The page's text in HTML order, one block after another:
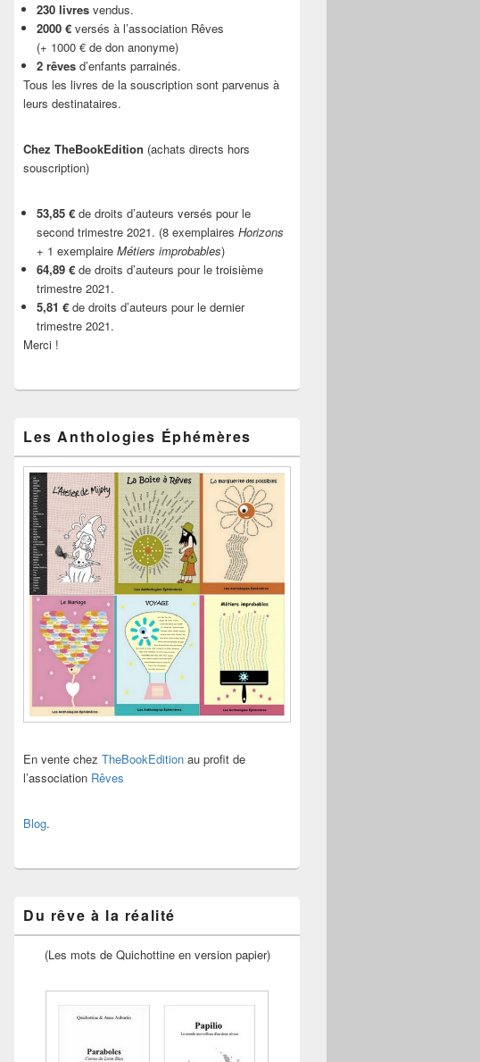
230 livres vendus.
2000 € versés à l’association Rêves
(+ 1000 € de don anonyme)
2 rêves d’enfants parrainés.
Tous les livres de la souscription sont parvenus à
leurs destinataires.
Chez TheBookEdition (achats directs hors
souscription)
53,85 € de droits d’auteurs versés pour le
second trimestre 2021. (8 exemplaires Horizons
+ 1 exemplaire Métiers improbables)
64,89 € de droits d’auteurs pour le troisième
trimestre 2021.
5,81 € de droits d’auteurs pour le dernier
trimestre 2021.
Merci !
Les Anthologies Éphémères
En vente chez TheBookEdition au profit de
l’association Rêves
Blog.
Du rêve à la réalité
(Les mots de Quichottine en version papier)